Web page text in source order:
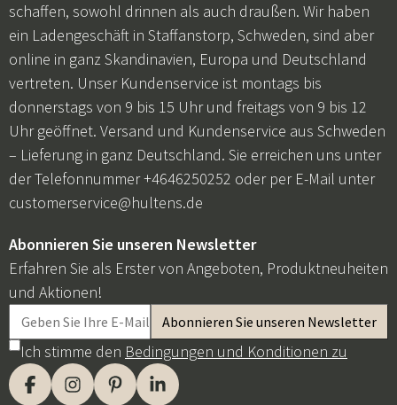
schaffen, sowohl drinnen als auch draußen. Wir haben
ein Ladengeschäft in Staffanstorp, Schweden, sind aber
online in ganz Skandinavien, Europa und Deutschland
vertreten. Unser Kundenservice ist montags bis
donnerstags von 9 bis 15 Uhr und freitags von 9 bis 12
Uhr geöffnet. Versand und Kundenservice aus Schweden
– Lieferung in ganz Deutschland. Sie erreichen uns unter
der Telefonnummer +4646250252 oder per E-Mail unter
customerservice@hultens.de
Abonnieren Sie unseren Newsletter
Erfahren Sie als Erster von Angeboten, Produktneuheiten
und Aktionen!
Ich stimme den Bedingungen und Konditionen zu